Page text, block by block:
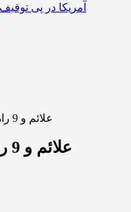
علائم و 9 راه برای زود جوش خوردن ایمپلنت